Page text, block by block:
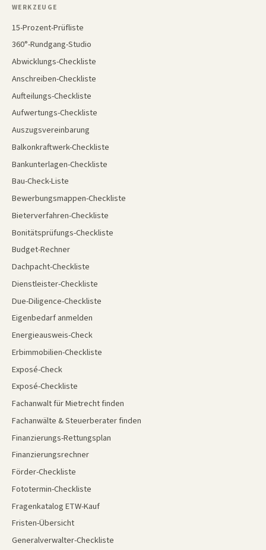
WERKZEUGE
15-Prozent-Prüfliste
360°-Rundgang-Studio
Abwicklungs-Checkliste
Anschreiben-Checkliste
Aufteilungs-Checkliste
Aufwertungs-Checkliste
Auszugsvereinbarung
Balkonkraftwerk-Checkliste
Bankunterlagen-Checkliste
Bau-Check-Liste
Bewerbungsmappen-Checkliste
Bieterverfahren-Checkliste
Bonitätsprüfungs-Checkliste
Budget-Rechner
Dachpacht-Checkliste
Dienstleister-Checkliste
Due-Diligence-Checkliste
Eigenbedarf anmelden
Energieausweis-Check
Erbimmobilien-Checkliste
Exposé-Check
Exposé-Checkliste
Fachanwalt für Mietrecht finden
Fachanwälte & Steuerberater finden
Finanzierungs-Rettungsplan
Finanzierungsrechner
Förder-Checkliste
Fototermin-Checkliste
Fragenkatalog ETW-Kauf
Fristen-Übersicht
Generalverwalter-Checkliste